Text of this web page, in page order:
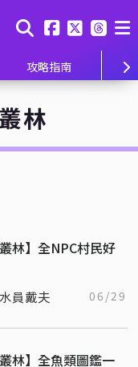
攻略指南
林
林】全NPC村民好
員戴夫 06/29
林】全魚類圖鑑一